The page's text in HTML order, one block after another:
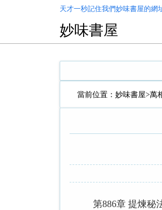
天才一秒記住我們妙味書屋的網
妙味書屋
當前位置： 妙味書屋>萬
第886章 提煉秘